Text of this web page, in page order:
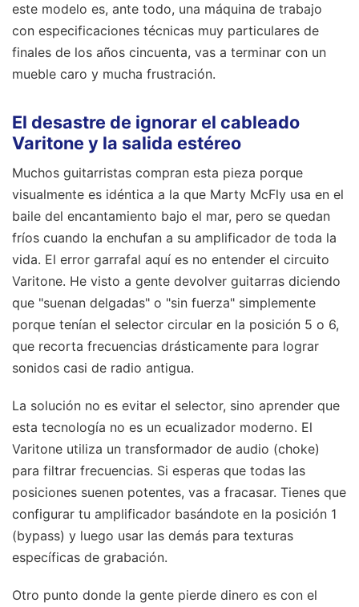
este modelo es, ante todo, una máquina de trabajo
con especificaciones técnicas muy particulares de
finales de los años cincuenta, vas a terminar con un
mueble caro y mucha frustración.
El desastre de ignorar el cableado
Varitone y la salida estéreo
Muchos guitarristas compran esta pieza porque
visualmente es idéntica a la que Marty McFly usa en el
baile del encantamiento bajo el mar, pero se quedan
fríos cuando la enchufan a su amplificador de toda la
vida. El error garrafal aquí es no entender el circuito
Varitone. He visto a gente devolver guitarras diciendo
que "suenan delgadas" o "sin fuerza" simplemente
porque tenían el selector circular en la posición 5 o 6,
que recorta frecuencias drásticamente para lograr
sonidos casi de radio antigua.
La solución no es evitar el selector, sino aprender que
esta tecnología no es un ecualizador moderno. El
Varitone utiliza un transformador de audio (choke)
para filtrar frecuencias. Si esperas que todas las
posiciones suenen potentes, vas a fracasar. Tienes que
configurar tu amplificador basándote en la posición 1
(bypass) y luego usar las demás para texturas
específicas de grabación.
Otro punto donde la gente pierde dinero es con el